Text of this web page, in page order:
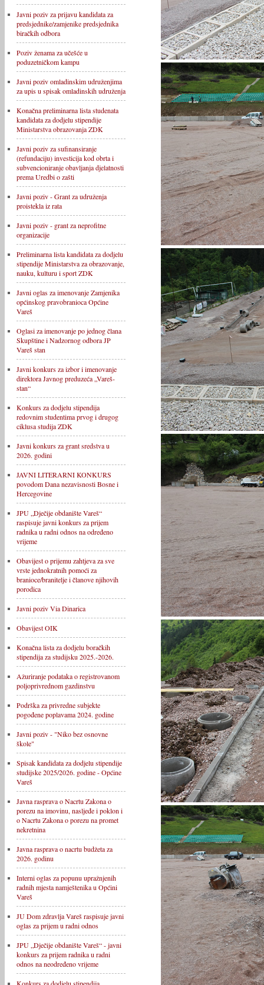
Javni poziv za prijavu kandidata za
predsjednike/zamjenike predsjednika
biračkih odbora
Poziv ženama za učešće u
poduzetničkom kampu
Javni poziv omladinskim udruženjima
za upis u spisak omladinskih udruženja
Konačna preliminarna lista studenata
kandidata za dodjelu stipendije
Ministarstva obrazovanja ZDK
Javni poziv za sufinansiranje
(refundaciju) investicija kod obrta i
subvencioniranje obavljanja djelatnosti
prema Uredbi o zašti
Javni poziv - Grant za udruženja
proistekla iz rata
Javni poziv - grant za neprofitne
organizacije
Preliminarna lista kandidata za dodjelu
stipendije Ministarstva za obrazovanje,
nauku, kulturu i sport ZDK
Javni oglas za imenovanje Zamjenika
općinskog pravobranioca Općine
Vareš
Oglasi za imenovanje po jednog člana
Skupštine i Nadzornog odbora JP
Vareš stan
Javni konkurs za izbor i imenovanje
direktora Javnog preduzeća „Vareš-
stan“
Konkurs za dodjelu stipendija
redovnim studentima prvog i drugog
ciklusa studija ZDK
Javni konkurs za grant sredstva u
2026. godini
JAVNI LITERARNI KONKURS
povodom Dana nezavisnosti Bosne i
Hercegovine
JPU „Dječije obdanište Vareš“
raspisuje javni konkurs za prijem
radnika u radni odnos na određeno
vrijeme
Obavijest o prijemu zahtjeva za sve
vrste jednokratnih pomoći za
branioce/branitelje i članove njihovih
porodica
Javni poziv Via Dinarica
Obavijest OIK
Konačna lista za dodjelu boračkih
stipendija za studijsku 2025.-2026.
Ažuriranje podataka o registrovanom
poljoprivrednom gazdinstvu
Podrška za privredne subjekte
pogođene poplavama 2024. godine
Javni poziv - "Niko bez osnovne
škole"
Spisak kandidata za dodjelu stipendije
studijske 2025/2026. godine - Općine
Vareš
Javna rasprava o Nacrtu Zakona o
porezu na imovinu, nasljeđe i poklon i
o Nacrtu Zakona o porezu na promet
nekretnina
Javna rasprava o nacrtu budžeta za
2026. godinu
Interni oglas za popunu upražnjenih
radnih mjesta namještenika u Općini
Vareš
JU Dom zdravlja Vareš raspisuje javni
oglas za prijem u radni odnos
JPU „Dječije obdanište Vareš“ - javni
konkurs za prijem radnika u radni
odnos na neodređeno vrijeme